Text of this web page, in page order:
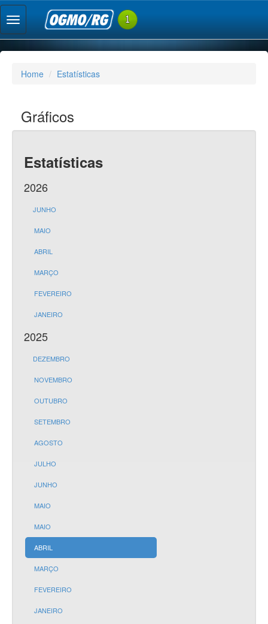
Home Estatísticas
Gráficos
Estatísticas
2026
JUNHO
MAIO
ABRIL
MARÇO
FEVEREIRO
JANEIRO
2025
DEZEMBRO
NOVEMBRO
OUTUBRO
SETEMBRO
AGOSTO
JULHO
JUNHO
MAIO
MAIO
ABRIL
MARÇO
FEVEREIRO
JANEIRO